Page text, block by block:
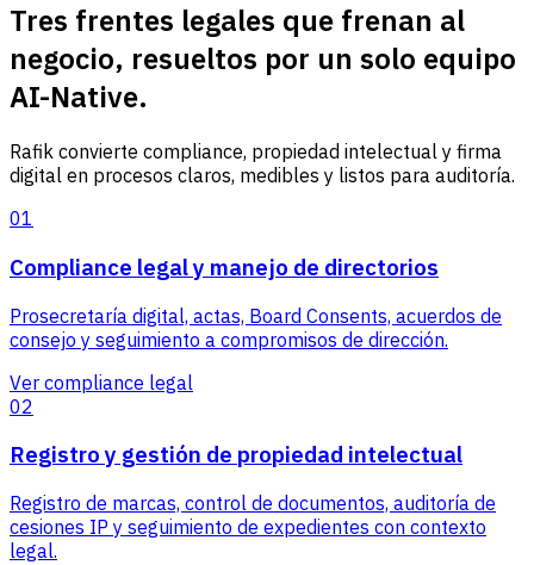
Tres frentes legales que frenan al
negocio, resueltos por un solo equipo
AI-Native.
Rafik convierte compliance, propiedad intelectual y firma
digital en procesos claros, medibles y listos para auditoría.
01
Compliance legal y manejo de directorios
Prosecretaría digital, actas, Board Consents, acuerdos de
consejo y seguimiento a compromisos de dirección.
Ver compliance legal
02
Registro y gestión de propiedad intelectual
Registro de marcas, control de documentos, auditoría de
cesiones IP y seguimiento de expedientes con contexto
legal.